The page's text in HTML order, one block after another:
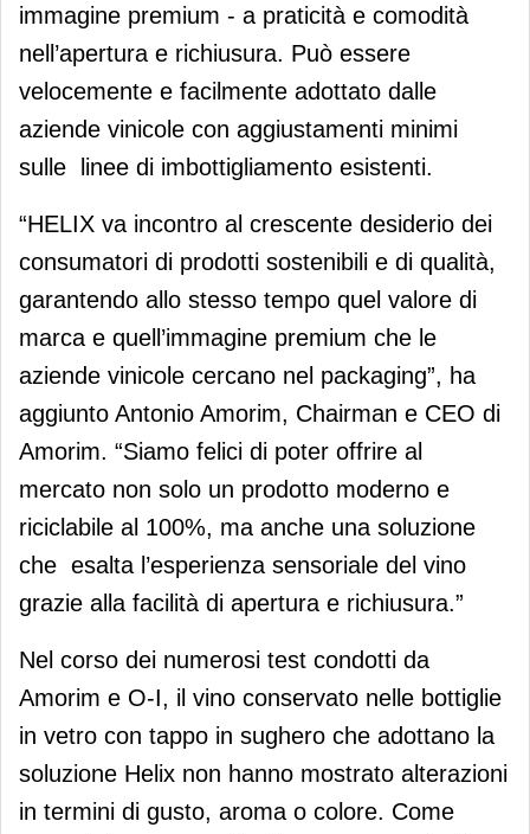
immagine premium - a praticità e comodità
nell’apertura e richiusura. Può essere
velocemente e facilmente adottato dalle
aziende vinicole con aggiustamenti minimi
sulle linee di imbottigliamento esistenti.
“HELIX va incontro al crescente desiderio dei
consumatori di prodotti sostenibili e di qualità,
garantendo allo stesso tempo quel valore di
marca e quell’immagine premium che le
aziende vinicole cercano nel packaging”, ha
aggiunto Antonio Amorim, Chairman e CEO di
Amorim. “Siamo felici di poter offrire al
mercato non solo un prodotto moderno e
riciclabile al 100%, ma anche una soluzione
che esalta l’esperienza sensoriale del vino
grazie alla facilità di apertura e richiusura.”
Nel corso dei numerosi test condotti da
Amorim e O-I, il vino conservato nelle bottiglie
in vetro con tappo in sughero che adottano la
soluzione Helix non hanno mostrato alterazioni
in termini di gusto, aroma o colore. Come